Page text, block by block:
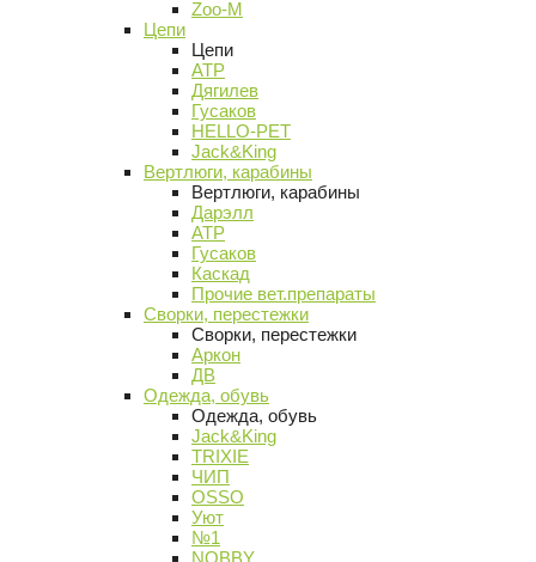
Zoo-M
Цепи
Цепи
АТР
Дягилев
Гусаков
HELLO-PET
Jack&King
Вертлюги, карабины
Вертлюги, карабины
Дарэлл
АТР
Гусаков
Каскад
Прочие вет.препараты
Сворки, перестежки
Сворки, перестежки
Аркон
ДВ
Одежда, обувь
Одежда, обувь
Jack&King
TRIXIE
ЧИП
OSSO
Уют
№1
NOBBY